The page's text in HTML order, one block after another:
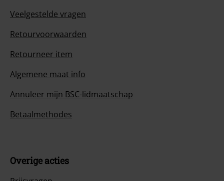
Veelgestelde vragen
Retourvoorwaarden
Retourneer item
Algemene maat info
Annuleer mijn BSC-lidmaatschap
Betaalmethodes
Overige acties